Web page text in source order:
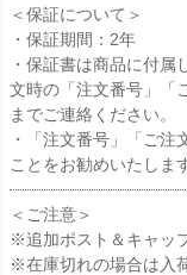
＜保証について＞
・保証期間：2年
・保証書は商品に付
文時の「注文番号」「
までご連絡ください。
・「注文番号」「ご注
ことをお勧めいたしま
＜ご注意＞
※追加ポスト＆キャッ
※在庫切れの場合は入